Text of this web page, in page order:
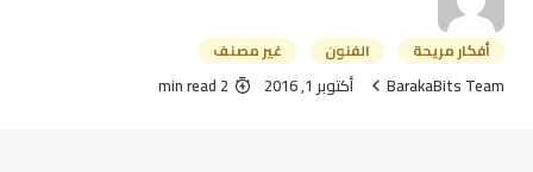
أفكار مريحة الفنون غير مصنف
BarakaBits Team أكتوبر 1, 2016 2 min read